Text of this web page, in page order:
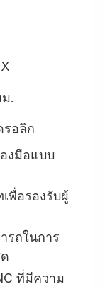
.
รอลิก
งมือแบบ
พื่อรองรับผู้
รถในการ
ที่มีความ